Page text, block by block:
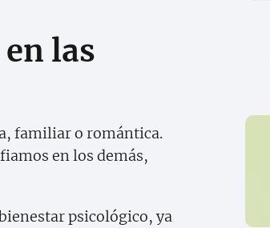
las
familiar o romántica.
en los demás,
psicológico, ya